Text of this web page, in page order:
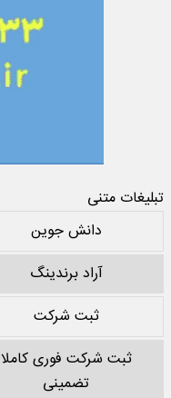
تبلیغات متنی
دانش جوین
آراد برندینگ
ثبت شرکت
ثبت شرکت فوری کاملا
تضمینی